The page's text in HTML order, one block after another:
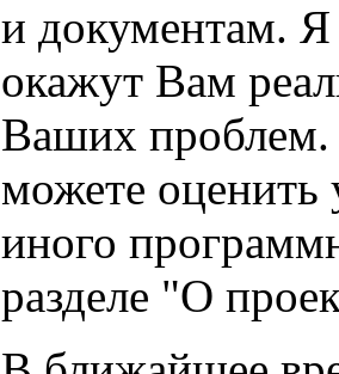
и документам.
окажут Вам
Ваших
можете оценить
иного
разделе "О